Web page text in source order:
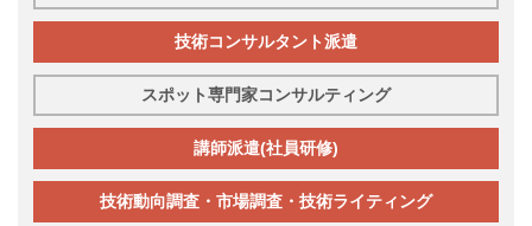
技術コンサルタント派遣
スポット専門家コンサルティング
講師派遣(社員研修)
技術動向調査・市場調査・技術ライティング